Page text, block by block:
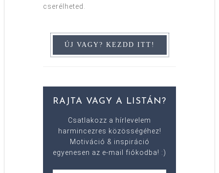
cserélheted.
RAJTA VAGY A LISTÁN?
Csatlakozz a hírlevelem
harmincezres közösségéhez!
Motiváció & inspiráció
egyenesen az e-mail fiókodba! :)